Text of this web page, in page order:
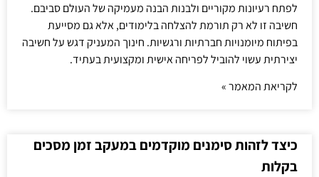
לפתח רעיונות מקוריים ולבנות הבנה מעמיקה של העולם סביבם.
חשיבה זו לא רק תורמת להצלחה בלימודים, אלא גם מסייעת
בפיתוח מיומנויות חברתיות ורגשיות. חינוך המעניק דגש על חשיבה
יצירתית עשוי להוביל לפריחה אישית ומקצועית בעתיד.
לקריאת המאמר »
כיצד לזהות סימנים מוקדמים במעקב זמן מסכים
בקלות